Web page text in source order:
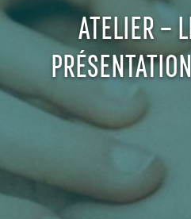
ATELIER –